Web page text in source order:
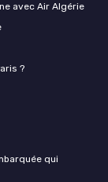
avec Air Algérie
?
qui